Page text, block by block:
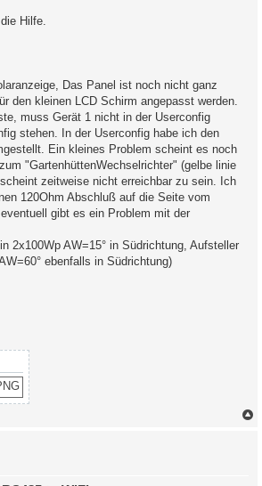
Hilfe.
Das Panel ist noch nicht ganz
den kleinen LCD Schirm angepasst werden.
muss Gerät 1 nicht in der Userconfig
stehen. In der Userconfig habe ich den
Ein kleines Problem scheint es noch
"GartenhüttenWechselrichter" (gelbe linie
zeitweise nicht erreichbar zu sein. Ich
120Ohm Abschluß auf die Seite vom
gibt es ein Problem mit der
2x100Wp AW=15° in Südrichtung, Aufsteller
ebenfalls in Südrichtung)